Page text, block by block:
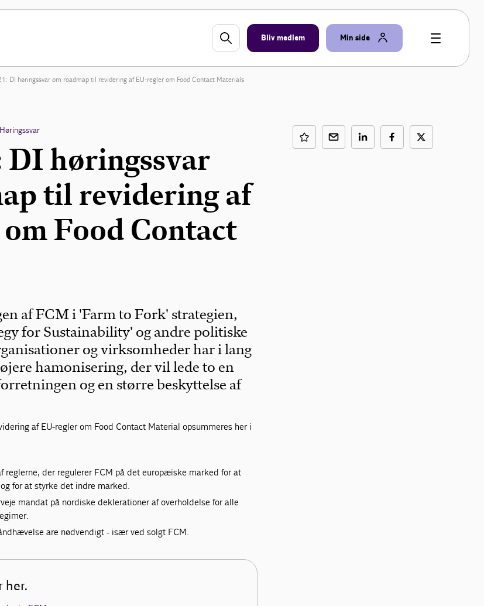
Bliv medlem Min side
DI høringssvar om roadmap til revidering af EU-regler om Food Contact Materials
Høringssvar
DI høringssvar
til revidering af
Food Contact
af FCM i 'Farm to Fork' strategien,
for Sustainability' og andre politiske
og virksomheder har i lang
hamonisering, der vil lede to en
og en større beskyttelse af
af EU-regler om Food Contact Material opsummeres her i
der regulerer FCM på det europæiske marked for at
for at styrke det indre marked.
mandat på nordiske deklerationer af overholdelse for alle
are nødvendigt - især ved solgt FCM.
her.